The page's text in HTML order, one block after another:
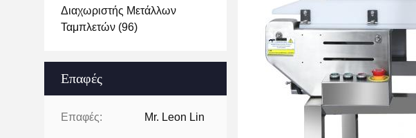
Διαχωριστής Μετάλλων
Ταμπλετών (96)
Επαφές
Επαφές: Mr. Leon Lin